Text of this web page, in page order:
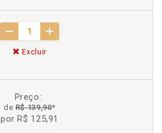
Excluir
Preço:
deR$ 139,90*
por R$ 125,91